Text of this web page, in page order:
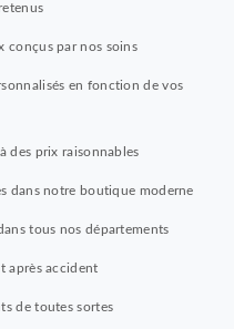
conçus par nos soins
en fonction de vos
des prix raisonnables
dans notre boutique moderne
tous nos départements
après accident
de toutes sortes